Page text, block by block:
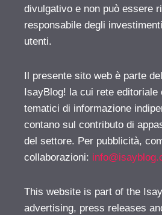
divulgativo e non può essere
responsabile degli
utenti.
Il presente sito web è parte
IsayBlog! la cui rete editoriale
tematici di informazione
contano sul contributo di
del settore. Per pubblicità,
collaborazioni:
This website is part of the
advertising, press releases